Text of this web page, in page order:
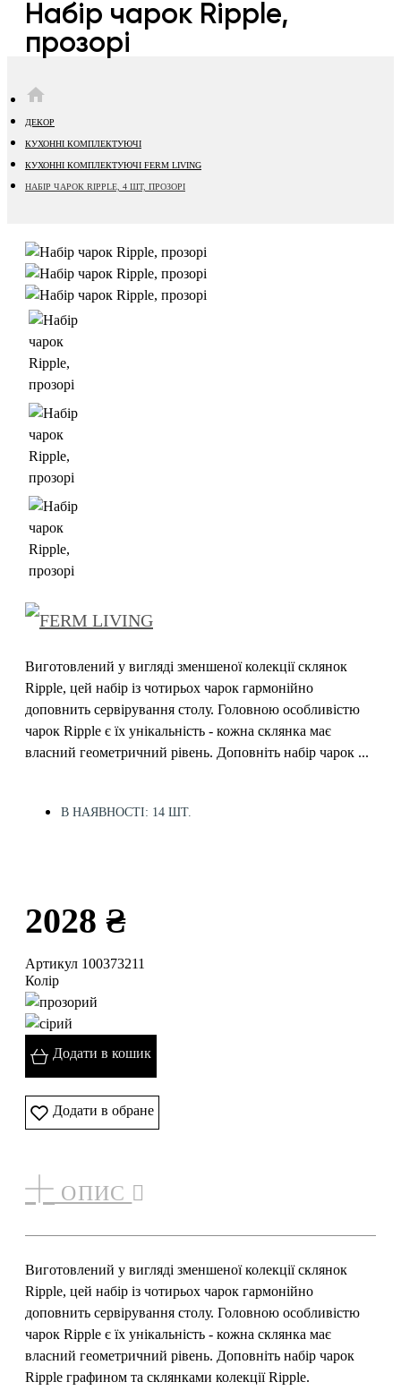
Набір чарок Ripple,
прозорі
ДЕКОР
КУХОННІ КОМПЛЕКТУЮЧІ
КУХОННІ КОМПЛЕКТУЮЧІ FERM LIVING
НАБІР ЧАРОК RIPPLE, 4 ШТ, ПРОЗОРІ
Виготовлений у вигляді зменшеної колекції склянок
Ripple, цей набір із чотирьох чарок гармонійно
доповнить сервірування столу. Головною особливістю
чарок Ripple є їх унікальність - кожна склянка має
власний геометричний рівень. Доповніть набір чарок ...
В НАЯВНОСТІ: 14 ШТ.
2028 ₴
Артикул 100373211
Колір
Додати в кошик
Додати в обране
ОПИС
Виготовлений у вигляді зменшеної колекції склянок
Ripple, цей набір із чотирьох чарок гармонійно
доповнить сервірування столу. Головною особливістю
чарок Ripple є їх унікальність - кожна склянка має
власний геометричний рівень. Доповніть набір чарок
Ripple графином та склянками колекції Ripple.